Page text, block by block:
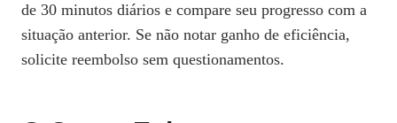
de 30 minutos diários e compare seu progresso com a
situação anterior. Se não notar ganho de eficiência,
solicite reembolso sem questionamentos.